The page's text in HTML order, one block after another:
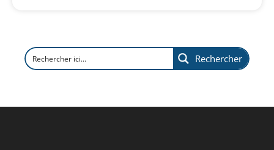
Rechercher